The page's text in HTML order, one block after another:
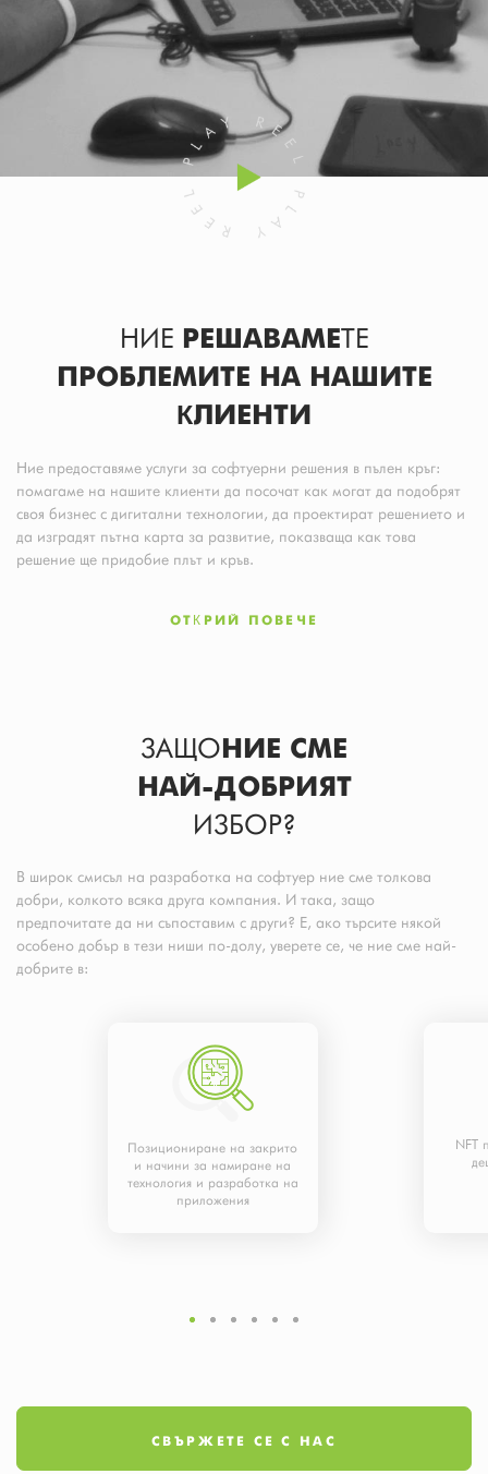
НИЕ РЕШАВАМЕТЕ
ПРОБЛЕМИТЕ НА НАШИТЕ
КЛИЕНТИ
Ние предоставяме услуги за софтуерни решения в пълен кръг:
помагаме на нашите клиенти да посочат как могат да подобрят
своя бизнес с дигитални технологии, да проектират решението и
да изградят пътна карта за развитие, показваща как това
решение ще придобие плът и кръв.
ОТКРИЙ ПОВЕЧЕ
ЗАЩОНИЕ СМЕ
НАЙ-ДОБРИЯТ
ИЗБОР?
В широк смисъл на разработка на софтуер ние сме толкова
добри, колкото всяка друга компания. И така, защо
предпочитате да ни съпоставим с други? Е, ако търсите някой
особено добър в тези ниши по-долу, уверете се, че ние сме най-
добрите в:
Позициониране на закрито
и начини за намиране на
технология и разработка на
приложения
NFT
СВЪРЖЕТЕ СЕ С НАС